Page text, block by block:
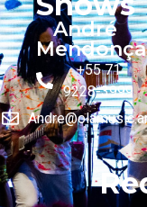
André
Mendonça
+55 71
9228-3999